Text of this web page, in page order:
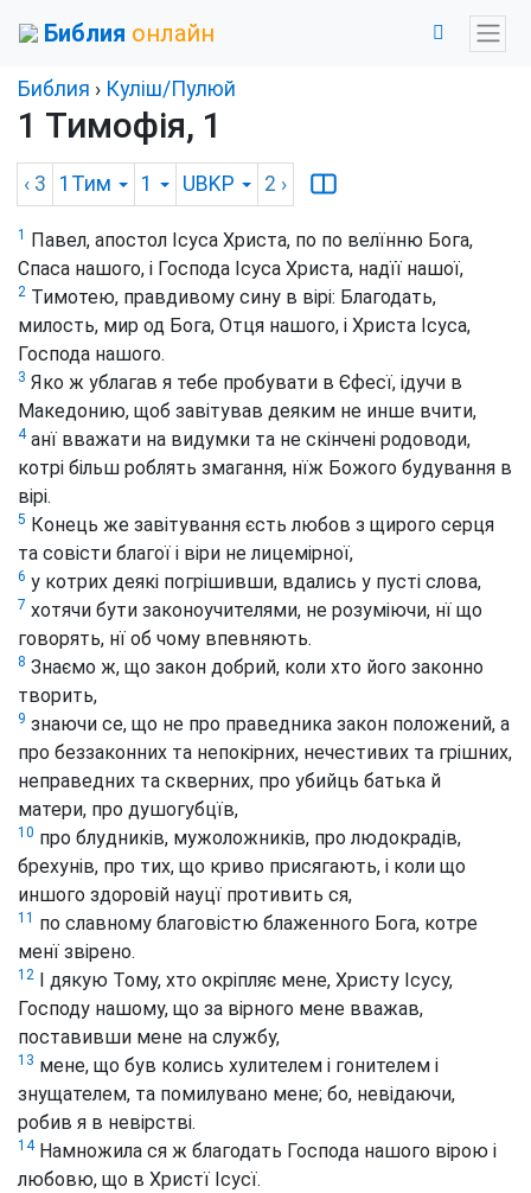
Библия онлайн
Библия › Куліш/Пулюй
1 Тимофія, 1
‹ 3 1Тим 1 UBKP 2 ›
1
Павел, апостол Ісуса Христа, по по велїнню Бога,
Спаса нашого, і Господа Ісуса Христа, надїї нашої,
2 Тимотею, правдивому сину в вірі: Благодать,
милость, мир од Бога, Отця нашого, і Христа Ісуса,
Господа нашого.
3 Яко ж ублагав я тебе пробувати в Єфесї, ідучи в
Македонию, щоб завітував деяким не инше вчити,
4анї вважати на видумки та не скінчені родоводи,
котрі більш роблять змагання, нїж Божого будування в
вірі.
5 Конець же завітування єсть любов з щирого серця
та совісти благої і віри не лицемірної,
6 у котрих деякі погрішивши, вдались у пусті слова,
7 хотячи бути законоучителями, не розуміючи, нї що
говорять, нї об чому впевняють.
8 Знаємо ж, що закон добрий, коли хто його законно
творить,
9 знаючи се, що не про праведника закон положений, а
про беззаконних та непокірних, нечестивих та грішних,
неправедних та скверних, про убийць батька й
матери, про душогубцїв,
10 про блудників, мужоложників, про людокрадів,
брехунів, про тих, що криво присягають, і коли що
иншого здоровій науцї противить ся,
11 по славному благовістю блаженного Бога, котре
менї звірено.
12
І дякую Тому, хто окріпляє мене, Христу Ісусу,
Господу нашому, що за вірного мене вважав,
поставивши мене на службу,
13 мене, що був колись хулителем і гонителем і
знущателем, та помилувано мене; бо, невідаючи,
робив я в невірстві.
14Намножила ся ж благодать Господа нашого вірою і
любовю, що в Христї Ісусї.